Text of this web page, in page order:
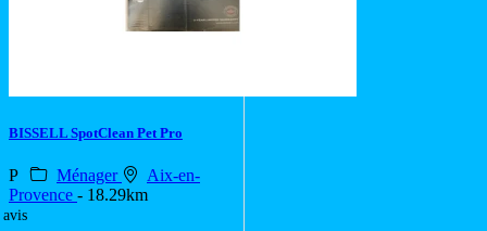
BISSELL SpotClean Pet Pro
P Ménager
Aix-en-
Provence - 18.29km
avis